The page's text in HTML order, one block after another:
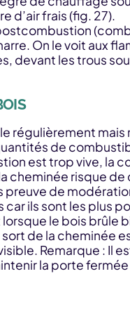
d’air frais (fig. 27).
On le voit aux
devant les trous
régulièrement mais
de
est trop vive, la
cheminée risque de
preuve de
car ils sont les plus
le bois brûle
de la cheminée
Remarque : Il
la porte